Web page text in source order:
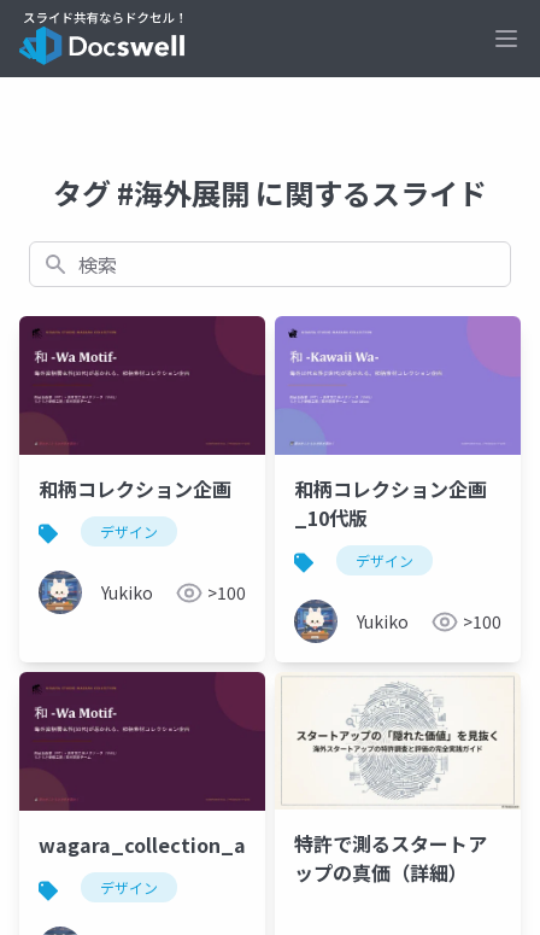
タグ #海外展開 に関するスライド
検索
和柄コレクション企画
デザイン
Yukiko >100
和柄コレクション企画
_10代版
デザイン
Yukiko >100
wagara_collection_adult
デザイン
特許で測るスタートア
ップの真価（詳細）